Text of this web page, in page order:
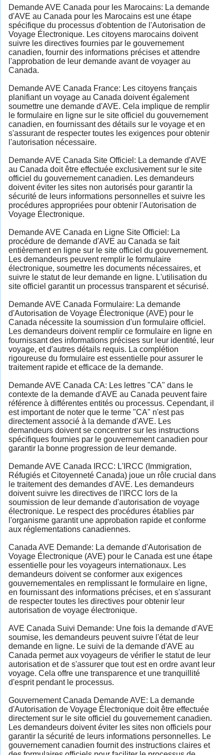
Demande AVE Canada pour les Marocains: La demande
d'AVE au Canada pour les Marocains est une étape
spécifique du processus d'obtention de l'Autorisation de
Voyage Électronique. Les citoyens marocains doivent
suivre les directives fournies par le gouvernement
canadien, fournir des informations précises et attendre
l'approbation de leur demande avant de voyager au
Canada.
Demande AVE Canada France: Les citoyens français
planifiant un voyage au Canada doivent également
soumettre une demande d'AVE. Cela implique de remplir
le formulaire en ligne sur le site officiel du gouvernement
canadien, en fournissant des détails sur le voyage et en
s'assurant de respecter toutes les exigences pour obtenir
l'autorisation nécessaire.
Demande AVE Canada Site Officiel: La demande d'AVE
au Canada doit être effectuée exclusivement sur le site
officiel du gouvernement canadien. Les demandeurs
doivent éviter les sites non autorisés pour garantir la
sécurité de leurs informations personnelles et suivre les
procédures appropriées pour obtenir l'Autorisation de
Voyage Électronique.
Demande AVE Canada en Ligne Site Officiel: La
procédure de demande d'AVE au Canada se fait
entièrement en ligne sur le site officiel du gouvernement.
Les demandeurs peuvent remplir le formulaire
électronique, soumettre les documents nécessaires, et
suivre le statut de leur demande en ligne. L'utilisation du
site officiel garantit un processus transparent et sécurisé.
Demande AVE Canada Formulaire: La demande
d'Autorisation de Voyage Électronique (AVE) pour le
Canada nécessite la soumission d'un formulaire officiel.
Les demandeurs doivent remplir ce formulaire en ligne en
fournissant des informations précises sur leur identité, leur
voyage, et d'autres détails requis. La complétion
rigoureuse du formulaire est essentielle pour assurer le
traitement rapide et efficace de la demande.
Demande AVE Canada CA: Les lettres "CA" dans le
contexte de la demande d'AVE au Canada peuvent faire
référence à différentes entités ou processus. Cependant, il
est important de noter que le terme "CA" n'est pas
directement associé à la demande d'AVE. Les
demandeurs doivent se concentrer sur les instructions
spécifiques fournies par le gouvernement canadien pour
garantir la bonne progression de leur demande.
Demande AVE Canada IRCC: L'IRCC (Immigration,
Réfugiés et Citoyenneté Canada) joue un rôle crucial dans
le traitement des demandes d'AVE. Les demandeurs
doivent suivre les directives de l'IRCC lors de la
soumission de leur demande d'autorisation de voyage
électronique. Le respect des procédures établies par
l'organisme garantit une approbation rapide et conforme
aux réglementations canadiennes.
Canada AVE Demande: La demande d'Autorisation de
Voyage Électronique (AVE) pour le Canada est une étape
essentielle pour les voyageurs internationaux. Les
demandeurs doivent se conformer aux exigences
gouvernementales en remplissant le formulaire en ligne,
en fournissant des informations précises, et en s'assurant
de respecter toutes les directives pour obtenir leur
autorisation de voyage électronique.
AVE Canada Suivi Demande: Une fois la demande d'AVE
soumise, les demandeurs peuvent suivre l'état de leur
demande en ligne. Le suivi de la demande d'AVE au
Canada permet aux voyageurs de vérifier le statut de leur
autorisation et de s'assurer que tout est en ordre avant leur
voyage. Cela offre une transparence et une tranquillité
d'esprit pendant le processus.
Gouvernement Canada Demande AVE: La demande
d'Autorisation de Voyage Électronique doit être effectuée
directement sur le site officiel du gouvernement canadien.
Les demandeurs doivent éviter les sites non officiels pour
garantir la sécurité de leurs informations personnelles. Le
gouvernement canadien fournit des instructions claires et